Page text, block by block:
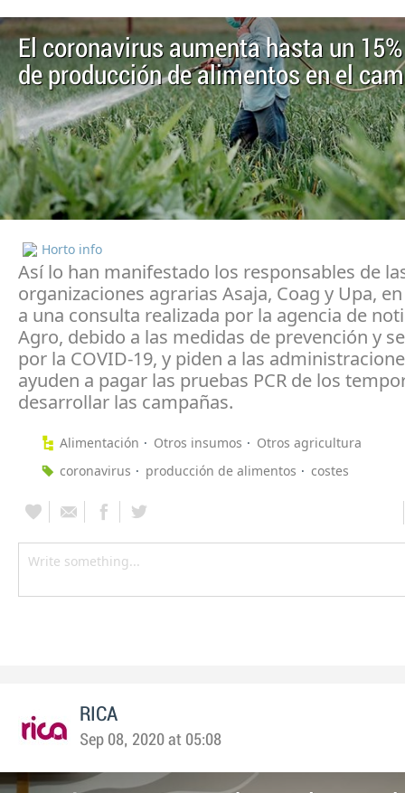
El coronavirus aumenta hasta un
de producción de alimentos en el
Horto info
Así lo han manifestado los responsables de
organizaciones agrarias Asaja, Coag y Upa,
a una consulta realizada por la agencia de
Agro, debido a las medidas de prevención y
por la COVID-19, y piden a las
ayuden a pagar las pruebas PCR de los
desarrollar las campañas.
Alimentación Otros insumos
Otros agricultura
coronavirus
producción de alimentos costes
RICA
Sep 08, 2020 at 05:08